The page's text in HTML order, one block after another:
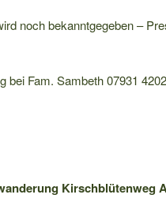
noch bekanntgegeben –
bei Fam. Sambeth 07931
Kirschblütenweg